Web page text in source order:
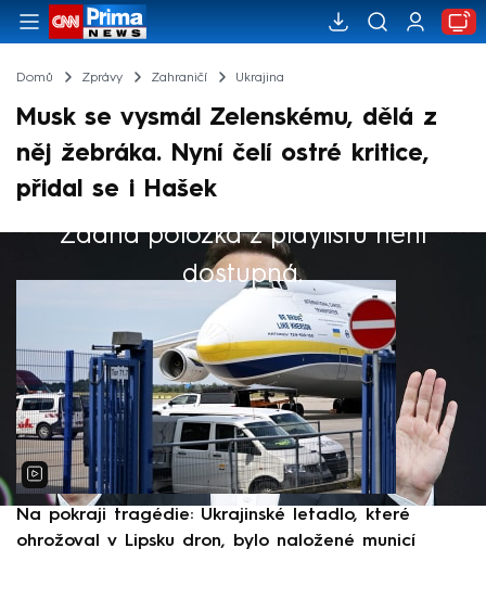
Domů Zprávy Zahraničí Ukrajina
Musk se vysmál Zelenskému, dělá z
něj žebráka. Nyní čelí ostré kritice,
přidal se i Hašek
Žádná položka z playlistu není
dostupná.
Výběr redakce
Na pokraji tragédie: Ukrajinské letadlo, které
ohrožoval v Lipsku dron, bylo naložené municí